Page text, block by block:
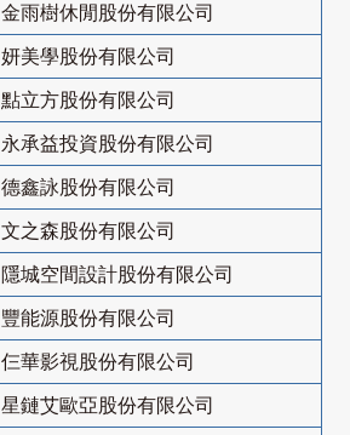
金雨樹休閒股份有限公司
妍美學股份有限公司
點立方股份有限公司
永承益投資股份有限公司
德鑫詠股份有限公司
文之森股份有限公司
隱城空間設計股份有限公司
豐能源股份有限公司
仨華影視股份有限公司
星鏈艾歐亞股份有限公司